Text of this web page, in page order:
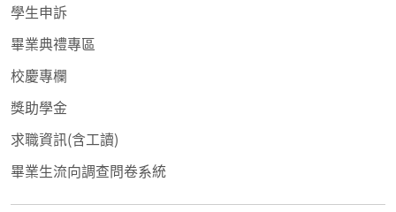
學生申訴
畢業典禮專區
校慶專欄
獎助學金
求職資訊(含工讀)
畢業生流向調查問卷系統